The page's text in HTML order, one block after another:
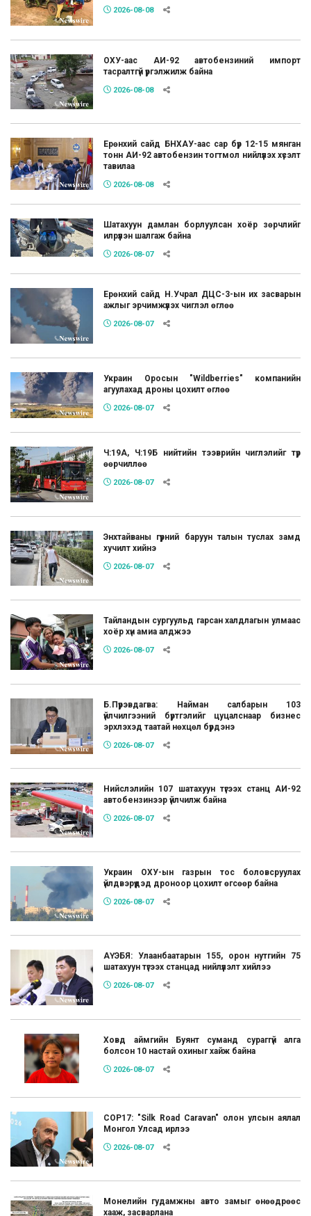
2026-08-08
ОХУ-аас АИ-92 автобензиний импорт
тасралтгүй үргэлжилж байна
2026-08-08
Ерөнхий сайд БНХАУ-аас сар бүр 12-15 мянган
тонн АИ-92 автобензин тогтмол нийлүүлэх хүсэлт
тавилаа
2026-08-08
Шатахуун дамлан борлуулсан хоёр зөрчлийг
илрүүлэн шалгаж байна
2026-08-07
Ерөнхий сайд Н.Учрал ДЦС-3-ын их засварын
ажлыг эрчимжүүлэх чиглэл өглөө
2026-08-07
Украин Оросын "Wildberries" компанийн
агуулахад дроны цохилт өглөө
2026-08-07
Ч:19А, Ч:19Б нийтийн тээврийн чиглэлийг түр
өөрчиллөө
2026-08-07
Энхтайваны гүүрний баруун талын туслах замд
хучилт хийнэ
2026-08-07
Тайландын сургуульд гарсан халдлагын улмаас
хоёр хүн амиа алджээ
2026-08-07
Б.Пүрэвдагва: Найман салбарын 103
үйлчилгээний бүртгэлийг цуцалснаар бизнес
эрхлэхэд таатай нөхцөл бүрдэнэ
2026-08-07
Нийслэлийн 107 шатахуун түгээх станц АИ-92
автобензинээр үйлчилж байна
2026-08-07
Украин ОХУ-ын газрын тос боловсруулах
үйлдвэрүүдэд дроноор цохилт өгсөөр байна
2026-08-07
АҮЭБЯ: Улаанбаатарын 155, орон нутгийн 75
шатахуун түгээх станцад нийлүүлэлт хийлээ
2026-08-07
Ховд аймгийн Буянт суманд сураггүй алга
болсон 10 настай охиныг хайж байна
2026-08-07
COP17: "Silk Road Caravan" олон улсын аялал
Монгол Улсад ирлээ
2026-08-07
Монелийн гудамжны авто замыг өнөөдрөөс
хааж, засварлана